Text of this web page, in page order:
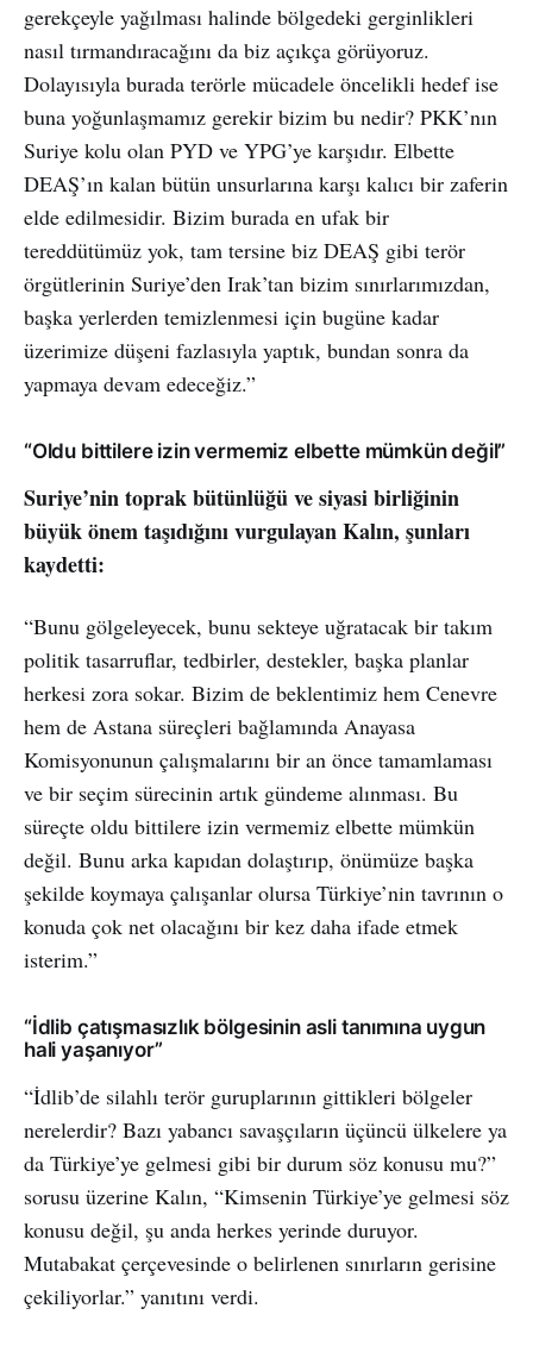
gerekçeyle yağılması halinde bölgedeki gerginlikleri
nasıl tırmandıracağını da biz açıkça görüyoruz.
Dolayısıyla burada terörle mücadele öncelikli hedef ise
buna yoğunlaşmamız gerekir bizim bu nedir? PKK’nın
Suriye kolu olan PYD ve YPG’ye karşıdır. Elbette
DEAŞ’ın kalan bütün unsurlarına karşı kalıcı bir zaferin
elde edilmesidir. Bizim burada en ufak bir
tereddütümüz yok, tam tersine biz DEAŞ gibi terör
örgütlerinin Suriye’den Irak’tan bizim sınırlarımızdan,
başka yerlerden temizlenmesi için bugüne kadar
üzerimize düşeni fazlasıyla yaptık, bundan sonra da
yapmaya devam edeceğiz.”
“Oldu bittilere izin vermemiz elbette mümkün değil”
Suriye’nin toprak bütünlüğü ve siyasi birliğinin
büyük önem taşıdığını vurgulayan Kalın, şunları
kaydetti:
“Bunu gölgeleyecek, bunu sekteye uğratacak bir takım
politik tasarruflar, tedbirler, destekler, başka planlar
herkesi zora sokar. Bizim de beklentimiz hem Cenevre
hem de Astana süreçleri bağlamında Anayasa
Komisyonunun çalışmalarını bir an önce tamamlaması
ve bir seçim sürecinin artık gündeme alınması. Bu
süreçte oldu bittilere izin vermemiz elbette mümkün
değil. Bunu arka kapıdan dolaştırıp, önümüze başka
şekilde koymaya çalışanlar olursa Türkiye’nin tavrının o
konuda çok net olacağını bir kez daha ifade etmek
isterim.”
“İdlib çatışmasızlık bölgesinin asli tanımına uygun
hali yaşanıyor”
“İdlib’de silahlı terör guruplarının gittikleri bölgeler
nerelerdir? Bazı yabancı savaşçıların üçüncü ülkelere ya
da Türkiye’ye gelmesi gibi bir durum söz konusu mu?”
sorusu üzerine Kalın, “Kimsenin Türkiye’ye gelmesi söz
konusu değil, şu anda herkes yerinde duruyor.
Mutabakat çerçevesinde o belirlenen sınırların gerisine
çekiliyorlar.” yanıtını verdi.